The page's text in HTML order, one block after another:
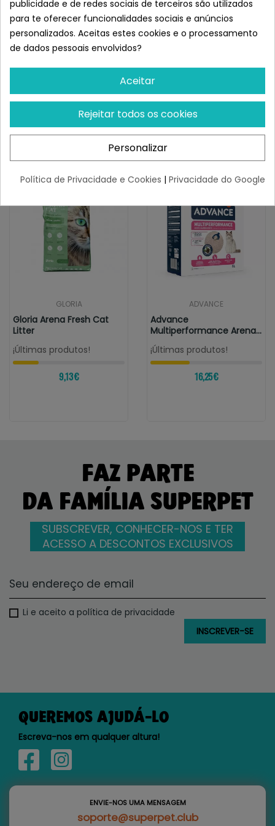
Instruções De Uso:
Encha a caixa de areia com uma camada de cerca de
5 cm de espessura.
Remova aglomerados e fezes com frequência para
manter a higiene.
Adicione mais areia para manter o nível recomendado.
Substitui toda a areia uma vez que perdeu suas
propriedades higiênicas.
Semelhante a Sanicat Active Gold
Arena Para Gatos Aroma Argán
GLORIA
Gloria Arena Fresh Cat
Litter
¡Últimas produtos!
9,13 €
ADVANCE
Advance
Multiperformance Arena
Aglomerante
¡Últimas produtos!
16,25 €
FAZ PARTE
DA FAMÍLIA SUPERPET
SUBSCREVER, CONHECER-NOS E TER
ACESSO A DESCONTOS EXCLUSIVOS
Li e aceito a política de privacidade
QUEREMOS AJUDÁ-LO
Escreva-nos em qualquer altura!
ENVIE-NOS UMA MENSAGEM
soporte@superpet.club
publicidade e de redes sociais de terceiros são utilizados
para te oferecer funcionalidades sociais e anúncios
personalizados. Aceitas estes cookies e o processamento
de dados pessoais envolvidos?
Aceitar
Rejeitar todos os cookies
Personalizar
Política de Privacidade e Cookies | Privacidade do Google